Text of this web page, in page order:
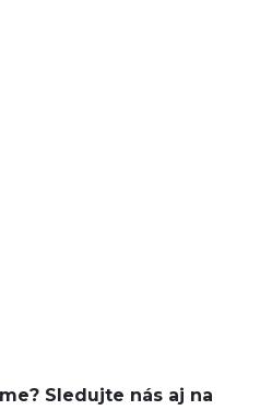
Sledujte nás aj na